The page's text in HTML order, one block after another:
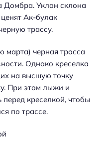
Домбра. Уклон склона
Ак-булак
трассу.
марта) черная трасса
Однако креселка
на высшую точку
При этом лыжи и
креселкой, чтобы
по трассе.